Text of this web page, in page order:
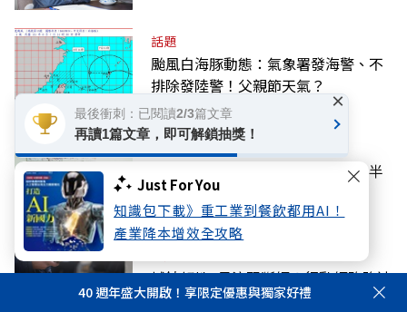
Just For You
知識包下載》重工業到餐飲都用AI！
產業降本增效全攻略
話題
颱風白海豚動態：氣象署發海警、不
排除發陸警！父親節天氣？
台灣年輕人前途較抗跌？林宜敬：半
導體剛好躲過AI取代
城鎮韌性8月演習斷網？行動網路降速
演練10日登場，南部、東部、離島為
40 週年盛大開啟！享限定優惠與獨家好禮
最後衝刺：已閱讀2/3篇文章
再讀1篇文章，即可解鎖抽獎！
×